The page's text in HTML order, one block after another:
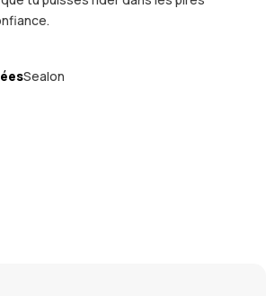
Sealon